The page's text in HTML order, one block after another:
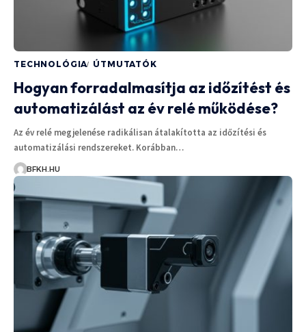
TECHNOLÓGIA ÚTMUTATÓK
Hogyan forradalmasítja az időzítést és
automatizálást az év relé működése?
Az év relé megjelenése radikálisan átalakította az időzítési és
automatizálási rendszereket. Korábban…
BFKH.HU